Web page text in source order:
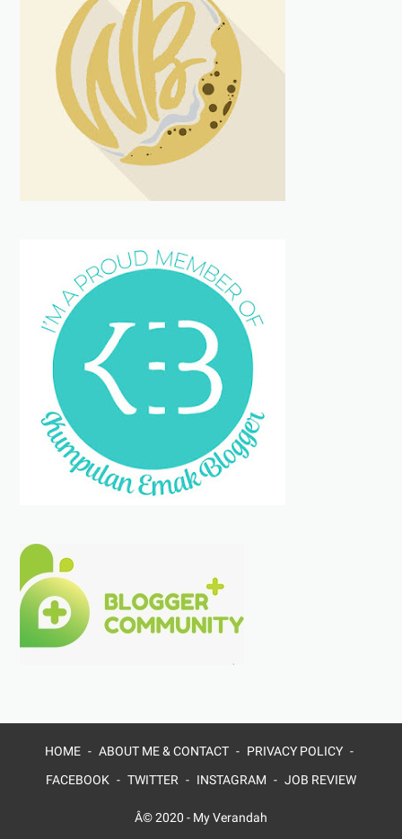
HOME ABOUT ME & CONTACT
PRIVACY POLICY
FACEBOOK
TWITTER INSTAGRAM JOB REVIEW
Â© 2020 - My Verandah